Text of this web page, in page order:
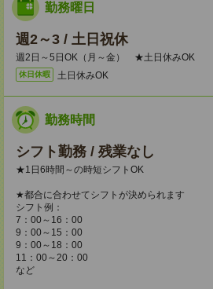
勤務曜日
週2～3 / 土日祝休
週2日～5日OK（月～金） ★土日休みOK
休日休暇 土日休みOK
勤務時間
シフト勤務 / 残業なし
★1日6時間～の時短シフトOK
★都合に合わせてシフトが決められます
シフト例：
7：00～16：00
9：00～15：00
9：00～18：00
11：00～20：00
など